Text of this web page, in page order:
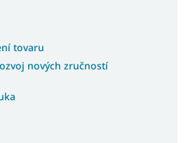
tovaru
nových zručností